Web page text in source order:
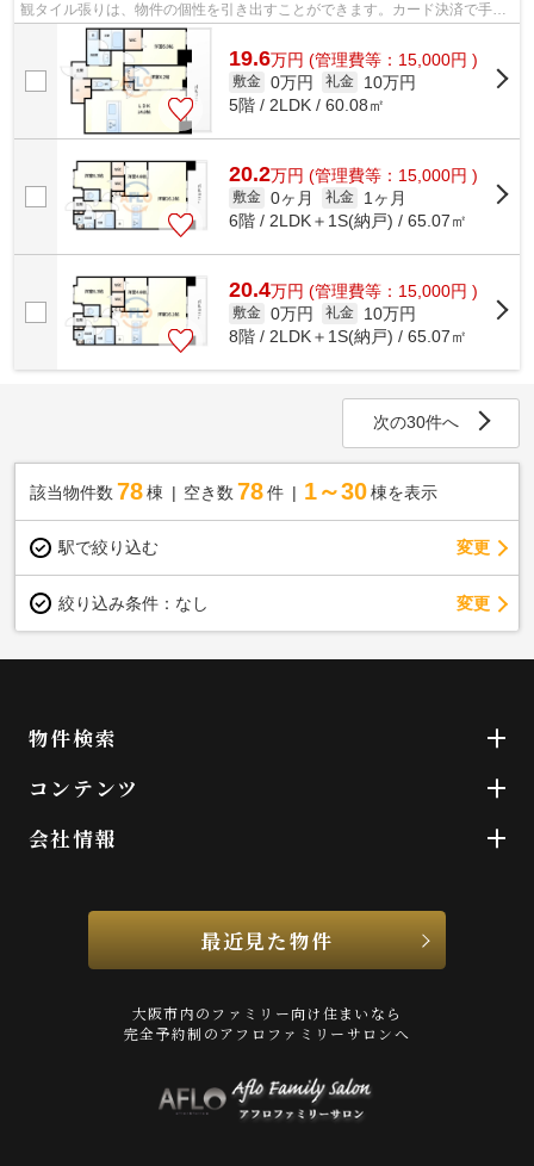
観タイル張りは、物件の個性を引き出すことができます。カード決済で手元
にお金がなくても初期費用や家賃支払い...
19.6万円 (管理費等：15,000円 )
敷金 0万円 礼金
10万円
5階 / 2LDK / 60.08㎡
20.2万円 (管理費等：15,000円 )
敷金 0ヶ月 礼金
1ヶ月
6階 / 2LDK＋1S(納戸) / 65.07㎡
20.4万円 (管理費等：15,000円 )
敷金 0万円 礼金
10万円
8階 / 2LDK＋1S(納戸) / 65.07㎡
次の30件へ
該当物件数 78棟 空き数 78 件 1～30 棟を表示
駅で絞り込む 変更
絞り込み条件： なし 変更
物件検索
コンテンツ
会社情報
最近見た物件
大阪市内のファミリー向け住まいなら
完全予約制のアフロファミリーサロンへ